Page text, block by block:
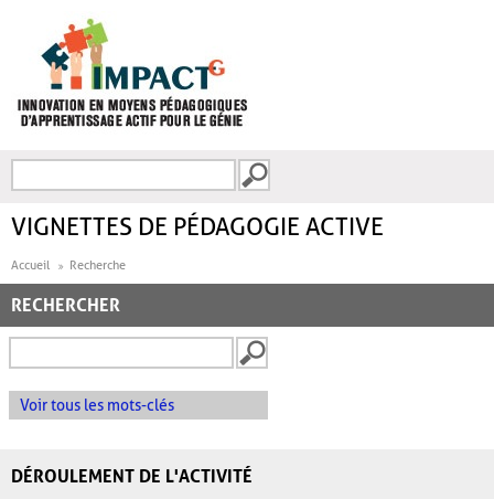
FORMULAIRE DE
VIGNETTES DE PÉDAGOGIE ACTIVE
Accueil Recherche
RECHERCHER
Voir tous les mots-clés
DÉROULEMENT DE L'ACTIVITÉ